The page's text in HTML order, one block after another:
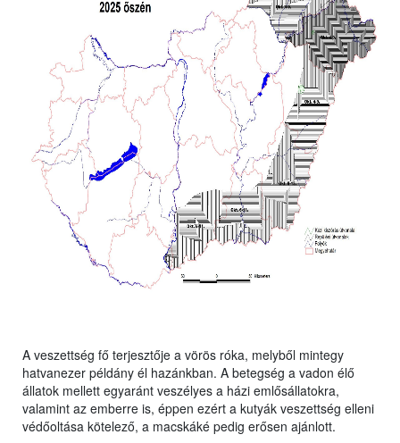
A veszettség fő terjesztője a vörös róka, melyből mintegy
hatvanezer példány él hazánkban. A betegség a vadon élő
állatok mellett egyaránt veszélyes a házi emlősállatokra,
valamint az emberre is, éppen ezért a kutyák veszettség elleni
védőoltása kötelező, a macskáké pedig erősen ajánlott.